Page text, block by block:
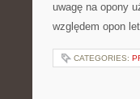
uwagę na opony
względem opon
CATEGORIES: